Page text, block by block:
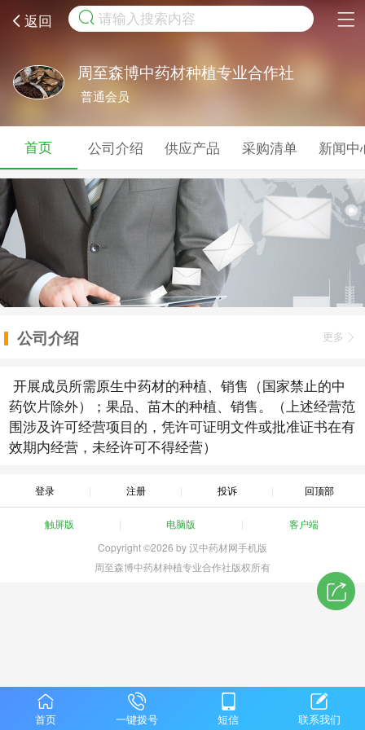
返回 取消
周至森博中药材种植专业合作社
普通会员
首页 公司介绍 供应产品 采购清单 新闻中
公司介绍 更多
开展成员所需原生中药材的种植、销售（国家禁止的中
药饮片除外）；果品、苗木的种植、销售。（上述经营范
围涉及许可经营项目的，凭许可证明文件或批准证书在有
效期内经营，未经许可不得经营）
登录 注册 投诉 回顶部
触屏版 电脑版
客户端
Copyright ©2026 by 汉中药材网手机版
周至森博中药材种植专业合作社版权所有
首页 一键拨号 短信 联系我们